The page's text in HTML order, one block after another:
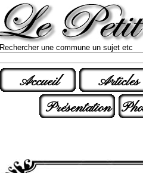
Rechercher une commune un sujet etc
Accueil
Articles
Présentation